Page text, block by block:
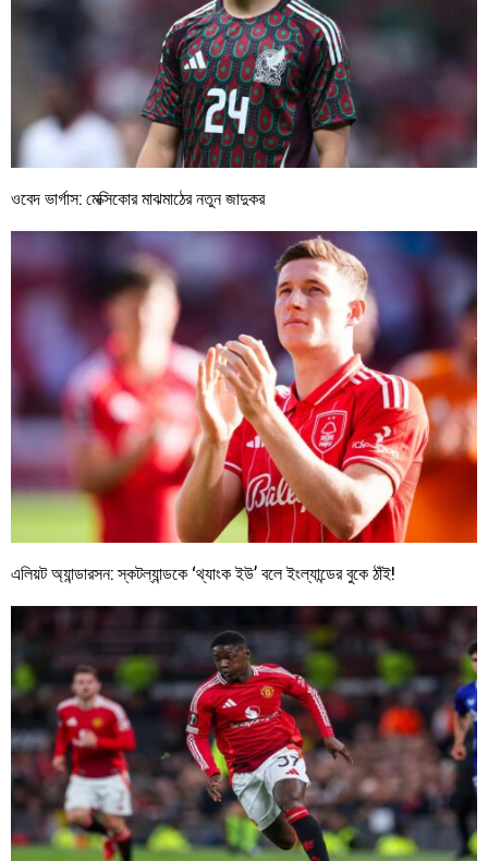
ওবেদ ভার্গাস: মেক্সিকোর মাঝমাঠের নতুন জাদুকর
এলিয়ট অ্যান্ডারসন: স্কটল্যান্ডকে ‘থ্যাংক ইউ’ বলে ইংল্যান্ডের বুকে ঠাঁই!